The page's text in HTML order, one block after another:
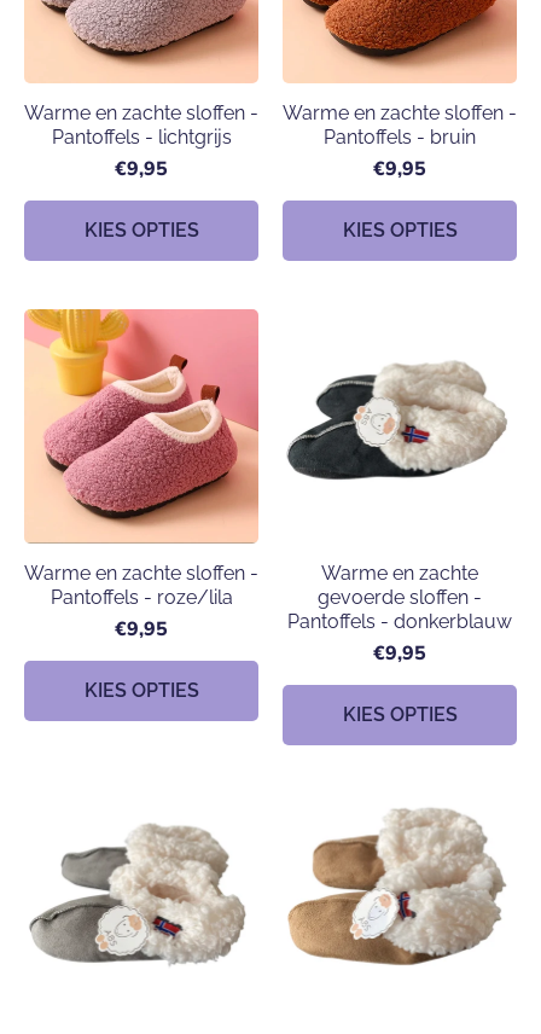
Warme en zachte sloffen -
Pantoffels - lichtgrijs
€9,95
KIES OPTIES
Warme en zachte sloffen -
Pantoffels - bruin
€9,95
KIES OPTIES
Warme en zachte sloffen -
Pantoffels - roze/lila
€9,95
KIES OPTIES
Warme en zachte
gevoerde sloffen -
Pantoffels - donkerblauw
€9,95
KIES OPTIES